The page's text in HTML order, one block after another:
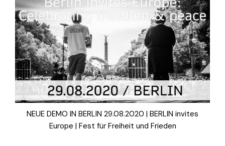
NEUE DEMO IN BERLIN 29.08.2020 | BERLIN invites
Europe | Fest für Freiheit und Frieden